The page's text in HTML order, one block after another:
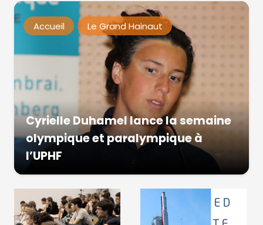
Accueil Le Grand Hainaut
Cyrielle Duhamel lance la semaine
olympique et paralympique à
l’UPHF